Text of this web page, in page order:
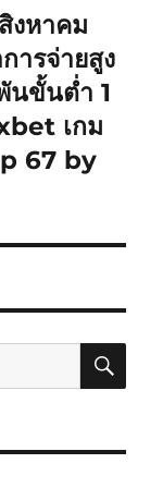
งหาคม
ารจ่ายสูง
นขั้นต่ำ 1
เกม
67 by
ค้น